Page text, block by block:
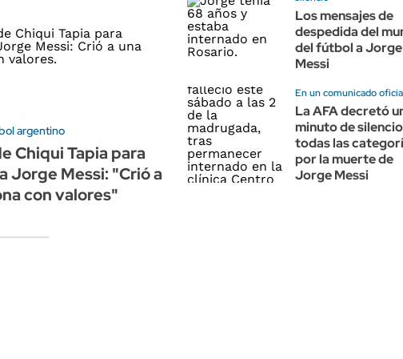
argentino
Chiqui Tapia para
Jorge Messi: "Crió a
con valores"
Los mensajes de
despedida del
del fútbol a Jorge
Messi
En un comunicado
La AFA decretó
minuto de
todas las
por la muerte de
Jorge Messi